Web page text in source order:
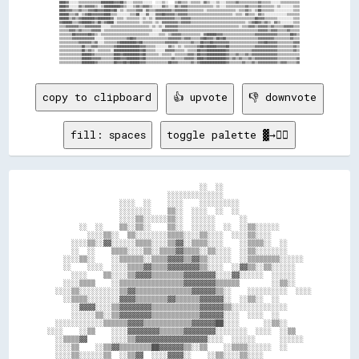
copy to clipboard 👍 upvote 👎 downvote
fill: spaces toggle palette ▓→✊🏽
                                      ░░  ░░
                              ░░░░░░░░░░░░░░
                  ░░░░  ░░    ░░░░    ░░░░░░░░░░
                  ░░░░░░░░    ▒▒░░  ░░░░  ░░  ░░
                  ░░░░▒▒░░░░░░▒▒░░  ░░░░░░      ░░
        ░░  ░░    ▒▒░░▒▒░░    ▒▒░░  ░░░░░░  ░░  ░░▒▒░░░░░░
          ░░░░▒▒░░  ▒▒░░░░░░░░▒▒▒▒░░░░▒▒░░░░  ░░░░▒▒░░░░
      ░░░░▒▒░░▓▓░░░░░░▒▒▒▒░░░░▒▒▓▓░░▒▒▒▒░░░░    ░░▒▒▒▒░░  ░░
      ░░  ░░    ▒▒▒▒░░░░▒▒░░▒▒▒▒▓▓▒▒▒▒░░▒▒░░░░  ░░▒▒░░░░░░░░
    ░░░░▒▒░░    ░░▒▒▒▒▒▒░░▒▒▒▒▓▓▓▓▒▒▓▓▒▒░░░░░░  ░░▒▒▒▒▒▒▒▒░░░░░░
    ░░    ░░░░  ░░░░▒▒▒▒▓▓▒▒▒▒▓▓▓▓▓▓▓▓▒▒░░░░  ░░▓▓▒▒░░▒▒░░░░░░
      ░░░░    ▒▒░░░░▒▒▓▓▓▓▒▒▒▒▒▒▒▒▓▓▓▓▓▓▓▓░░░░▓▓░░░░░░  ░░░░░░
    ░░░░▒▒▒▒    ░░▒▒▒▒▒▒▒▒▒▒▒▒▒▒▒▒▓▓▓▓▓▓▓▓▒▒▒▒▒▒        ░░▒▒░░
  ░░░░▒▒░░░░░░░░░░▒▒▓▓▒▒▒▒▒▒▒▒▒▒▒▒▒▒▓▓▓▓▓▓▒▒░░    ░░░░░░░░░░  ░░░░
    ░░▒▒▒▒░░░░░░░░▓▓▓▓▒▒▒▒▒▒▒▒▓▓▒▒▒▒▒▒▓▓▓▓▓▓░░  ░░▒▒░░  ░░
      ░░▓▓▓▓░░░░▒▒▓▓▓▓▓▓▓▓▒▒▒▒▒▒▒▒▒▒▒▒▓▓▓▓▓▓▒▒░░░░░░░░░░░░░░
      ░░░░░░▒▒░░▒▒▓▓▓▓▓▓▓▓▒▒▒▒▒▒▒▒▒▒▒▒▓▓▓▓▓▓░░░░  ░░░░  ░░
  ░░░░░░░░░░░░▒▒▒▒▒▒▓▓▓▓▒▒▒▒▒▒▒▒▒▒▒▒▓▓▓▓▓▓██░░░░      ░░▒▒░░
░░░░    ░░▒▒    ░░░░▓▓▓▓▓▓▓▓▒▒▒▒▒▒▓▓▓▓▓▓▓▓░░░░░░░░  ░░░░  ░░▒▒
  ░░▒▒▒▒▓▓      ░░░░▒▒▓▓▓▓▓▓▓▓▓▓▓▓▓▓▓▓▓▓░░░░  ░░░░░░      ░░░░░░
  ░░░░▒▒    ░░▒▒▓▓▒▒▒▒▒▒▒▒██▓▓▓▓▓▓▒▒░░▒▒    ░░▒▒▒▒░░░░░░  ░░
  ░░░░▒▒░░░░░░▒▒  ░░▒▒▓▓  ░░░░▓▓▓▓░░    ░░▒▒░░░░▒▒░░░░